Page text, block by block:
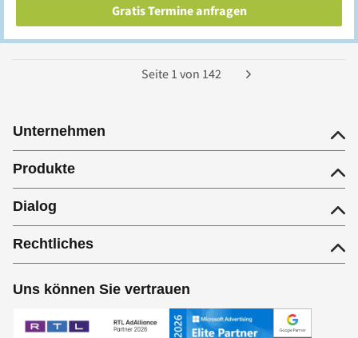
Gratis Termine anfragen
Seite 1 von 142
Unternehmen
Produkte
Dialog
Rechtliches
Uns können Sie vertrauen